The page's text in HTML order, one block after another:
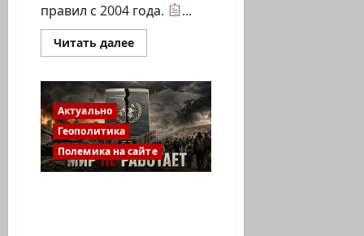
правил с 2004 года.
...
Читать далееПрочитать
больше
ЕС
обновляет
права
авиапассажиров
—
первая
реформа
за
Актуально
Геополитика
Полемика на сайте